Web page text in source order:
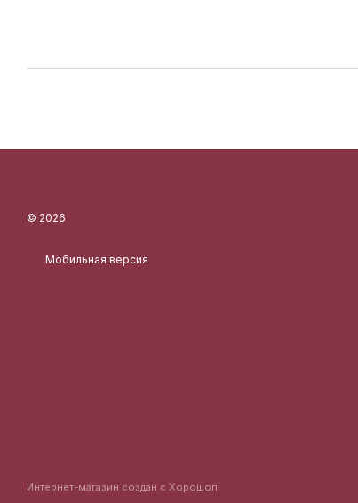
© 2026
Мобильная версия
Интернет-магазин создан с Хорошоп